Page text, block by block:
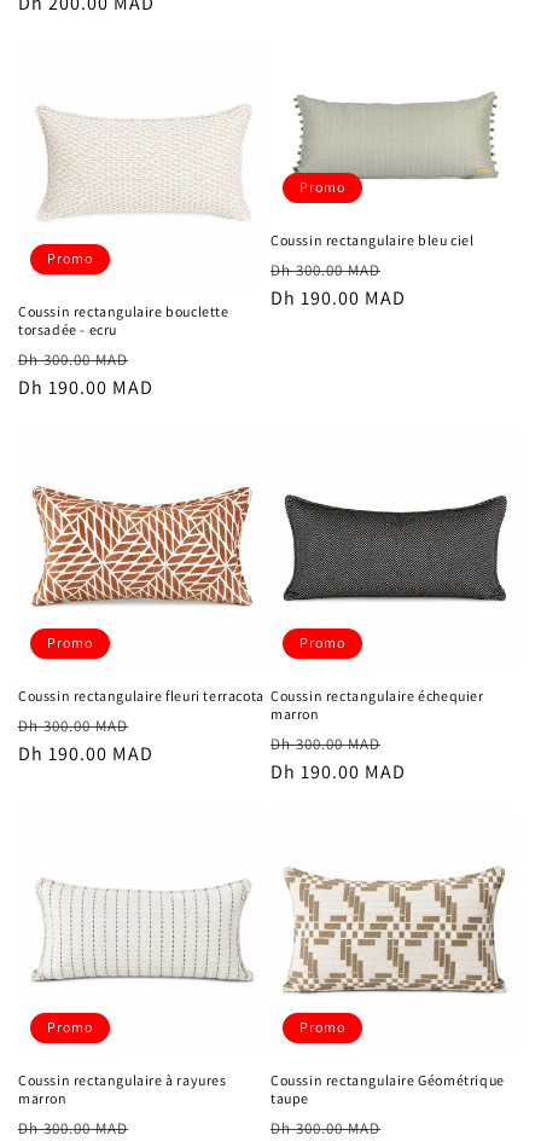
Promo
Coussin rectangulaire bouclette
torsadée - ecru
Prix
habituel
Dh 300.00 MAD
promotionnel
Dh 190.00 MAD
Promo
Coussin rectangulaire bleu ciel
Prix
habituel
Dh 300.00 MAD
promotionnel
Dh 190.00 MAD
Promo
Coussin rectangulaire fleuri terracota
Prix
habituel
Dh 300.00 MAD
promotionnel
Dh 190.00 MAD
Promo
Coussin rectangulaire échequier
marron
Prix
habituel
Dh 300.00 MAD
promotionnel
Dh 190.00 MAD
Promo
Coussin rectangulaire à rayures
marron
Prix
Dh 300.00 MAD
Promo
Coussin rectangulaire Géométrique
taupe
Prix
Dh 300.00 MAD